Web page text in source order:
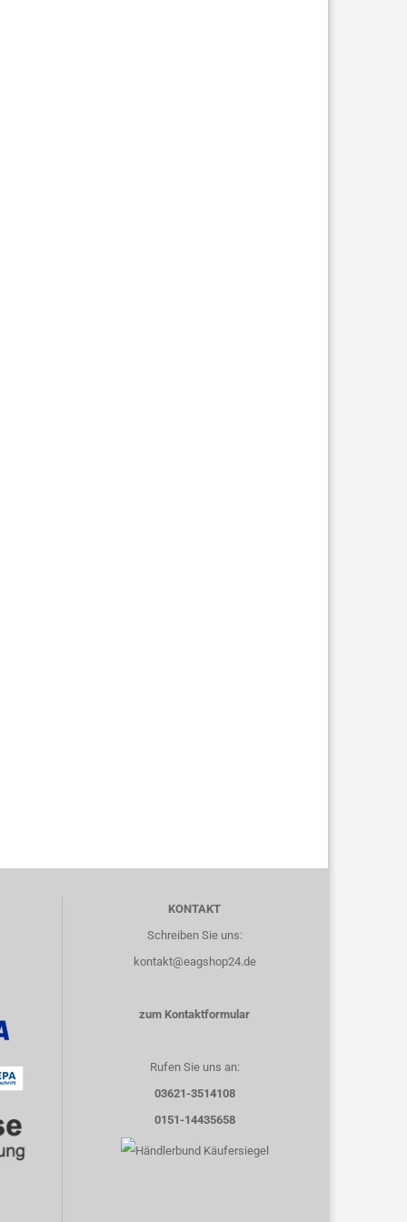
KONTAKT
Schreiben Sie uns:
kontakt@eagshop24.de
zum Kontaktformular
Rufen Sie uns an:
03621-3514108
0151-14435658